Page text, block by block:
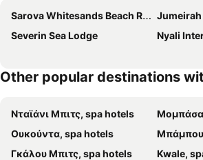
Sarova Whitesands Beach Resort & Spa
Severin Sea Lodge
Nyali
Other popular destinations
Νταϊάνι Μπιτς, spa hotels
Ουκούντα, spa hotels
Γκάλου Μπιτς, spa hotels
Kwale,